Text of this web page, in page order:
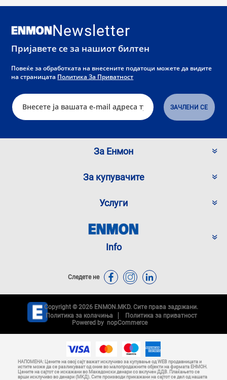
Newsletter
Пријавете се за нашиот билтен
Повеќе за обработката на внесените податоци можете да видите
на страницата Политика За Приватност
За Енмон
За купувачите
Услуги
Info
Следете не
Copyright © 2026 ENMON.MKD. Сите права задржани.
Политика за колачиња
Политика за приватност
Powered by nopCommerce
НАПОМЕНА: Цените на овој сајт важат исклучиво за купување од WEB продавницата и
истите може да се разликуваат од оние во малопродажните објекти на фирмата ЕНМОН.
Цените на сајтот се искажани во Македонски денари со вклучен ДДВ. Плаќањето се
врши исклучиво во денари (МКД). Сите производи прикажани на сајтот се дел од нашата